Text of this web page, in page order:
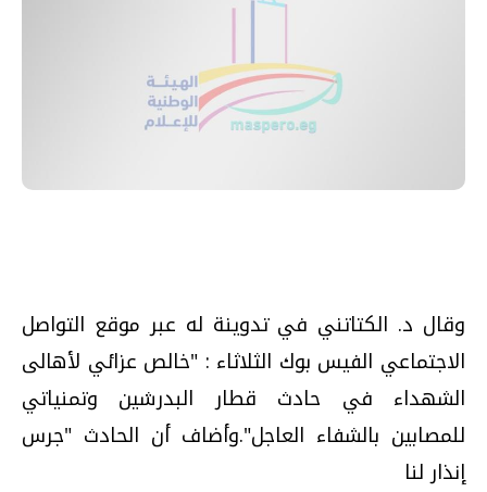
وقال د. الكتاتني في تدوينة له عبر موقع التواصل
الاجتماعي الفيس بوك الثلاثاء : "خالص عزائي لأهالى
الشهداء في حادث قطار البدرشين وتمنياتي
للمصابين بالشفاء العاجل".وأضاف أن الحادث "جرس
إنذار لنا